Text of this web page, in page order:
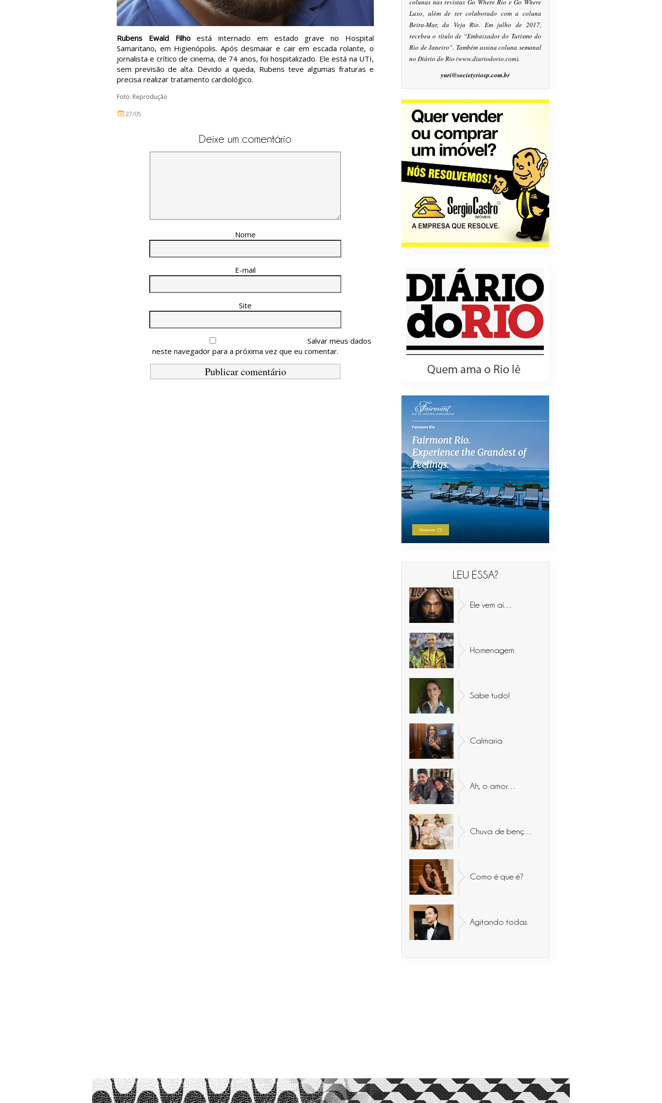
Rubens Ewald Filhoestá internado em estado grave no Hospital
Samaritano, em Higienópolis. Após desmaiar e cair em escada rolante, o
jornalista e crítico de cinema, de 74 anos, foi hospitalizado. Ele está na UTI,
sem previsão de alta. Devido a queda, Rubens teve algumas fraturas e
precisa realizar tratamento cardiológico.
Foto: Reprodução
27/05
Deixe um comentário
Nome
E-mail
Site
Salvar meus dados
neste navegador para a próxima vez que eu comentar.
colunas nas revistas Go Where Rio e Go Where
Luxo, além de ter colaborado com a coluna
Beira-Mar, da Veja Rio. Em julho de 2017,
recebeu o título de “Embaixador do Turismo do
Rio de Janeiro”. Também assina coluna semanal
no Diário do Rio (www.diariodorio.com).
yuri@societyriosp.com.br
LEU ESSA?
Ele vem aí…
Homenagem
Sabe tudo!
Calmaria
Ah, o amor…
Como é que é?
Agitando todas